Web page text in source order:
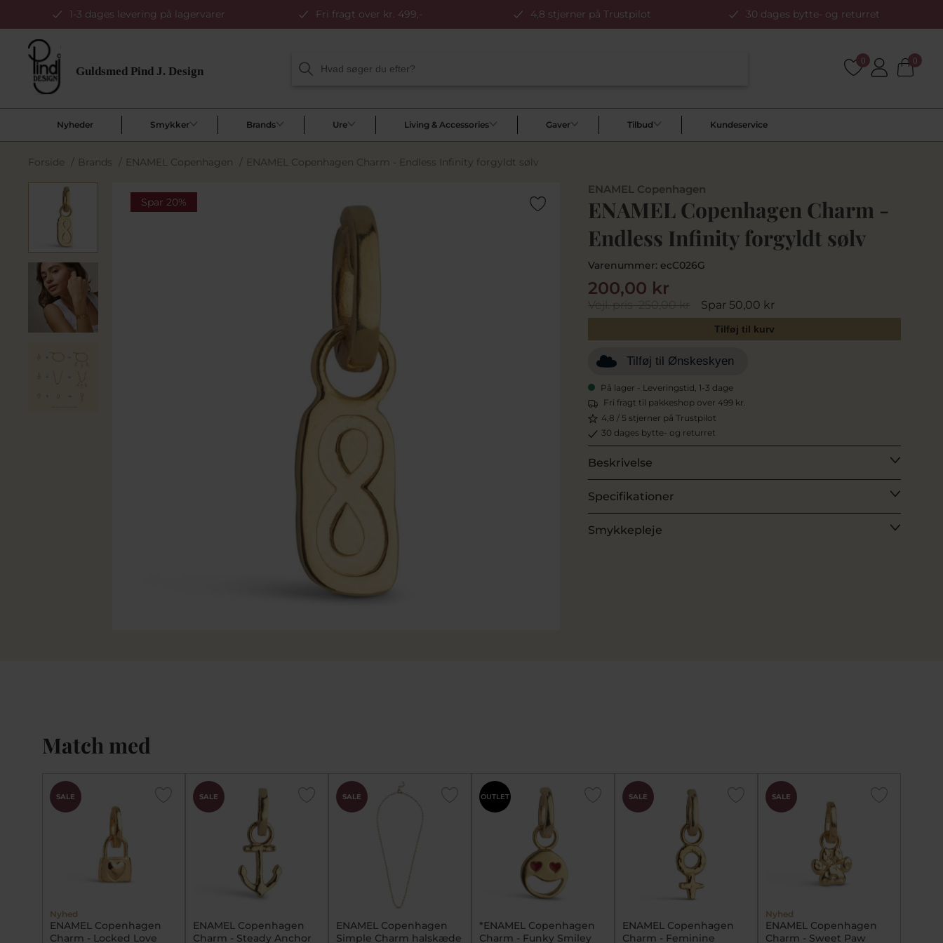
1-3 dages levering på lagervarer Fri fragt over kr. 499,- 4,8 stjerner på Trustpilot 30 dages bytte- og returret
0 0
Nyheder Smykker Brands Ure Living & Accessories Gaver Tilbud Kundeservice
Forside / Brands / ENAMEL Copenhagen / ENAMEL Copenhagen Charm - Endless Infinity forgyldt sølv
Spar 20%
ENAMEL Copenhagen
ENAMEL Copenhagen Charm -
Endless Infinity forgyldt sølv
Varenummer: ecC026G
Vejl. pris250,00 kr Spar 50,00 kr
200,00 kr
Tilføj til kurv
Tilføj til Ønskeskyen
På lager - Leveringstid, 1-3 dage
Fri fragt til pakkeshop over 499 kr.
4,8 / 5 stjerner på Trustpilot
30 dages bytte- og returret
Beskrivelse
Specifikationer
Smykkepleje
Match med
SALE
Nyhed
ENAMEL Copenhagen
Charm - Locked Love
SALE
ENAMEL Copenhagen
Charm - Steady Anchor
SALE
ENAMEL Copenhagen
Simple Charm halskæde
OUTLET
*ENAMEL Copenhagen
Charm - Funky Smiley
SALE
ENAMEL Copenhagen
Charm - Feminine
SALE
Nyhed
ENAMEL Copenhagen
Charm - Sweet Paw